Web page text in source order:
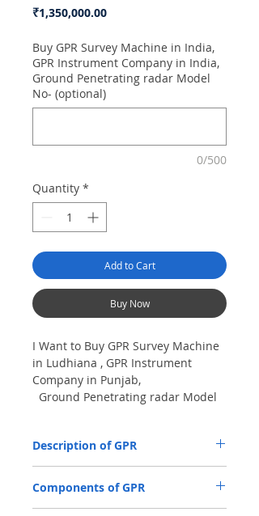
₹1,350,000.00Price
Buy GPR Survey Machine in India,
GPR Instrument Company in India,
Ground Penetrating radar Model
No- (optional)
0/500
Quantity *
Add to Cart
Buy Now
I Want to Buy GPR Survey Machine
in Ludhiana , GPR Instrument
Company in Punjab,
Ground Penetrating radar Model
Description of GPR
(GPR) is used for location and analysis of
Components of GPR